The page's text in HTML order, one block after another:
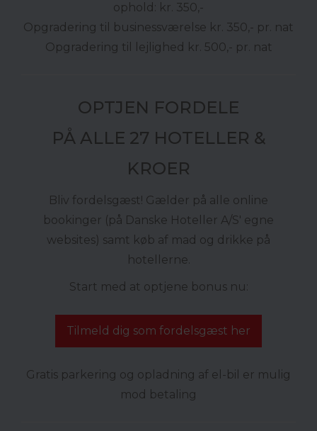
ophold: kr. 350,-
Opgradering til businessværelse kr. 350,- pr. nat
Opgradering til lejlighed kr. 500,- pr. nat
OPTJEN FORDELE
PÅ ALLE 27 HOTELLER &
KROER
Bliv fordelsgæst! Gælder på alle online
bookinger (på Danske Hoteller A/S' egne
websites) samt køb af mad og drikke på
hotellerne.
Start med at optjene bonus nu:
Tilmeld dig som fordelsgæst her
Gratis parkering og opladning af el-bil er mulig
mod betaling